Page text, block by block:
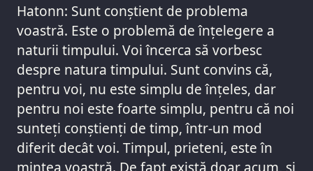
Hatonn: Sunt conștient de problema
voastră. Este o problemă de înțelegere a
naturii timpului. Voi încerca să vorbesc
despre natura timpului. Sunt convins că,
pentru voi, nu este simplu de înțeles, dar
pentru noi este foarte simplu, pentru că noi
sunteți conștienți de timp, într-un mod
diferit decât voi. Timpul, prieteni, este în
mintea voastră. De fapt există doar acum, și